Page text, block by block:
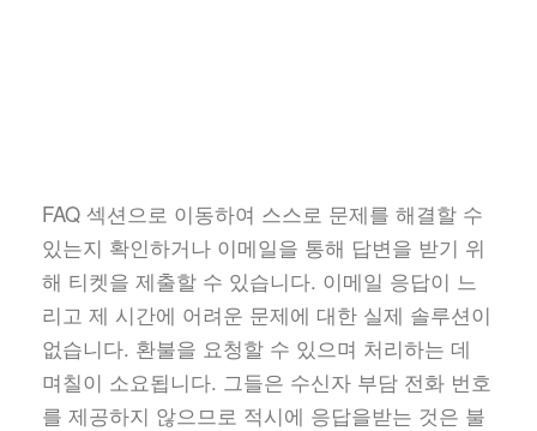
FAQ 섹션으로 이동하여 스스로 문제를 해결할 수
있는지 확인하거나 이메일을 통해 답변을 받기 위
해 티켓을 제출할 수 있습니다. 이메일 응답이 느
리고 제 시간에 어려운 문제에 대한 실제 솔루션이
없습니다. 환불을 요청할 수 있으며 처리하는 데
며칠이 소요됩니다. 그들은 수신자 부담 전화 번호
를 제공하지 않으므로 적시에 응답을받는 것은 불